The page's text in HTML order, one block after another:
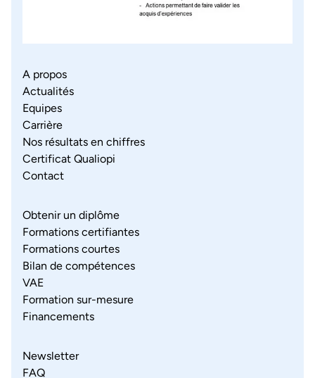
A propos
Actualités
Equipes
Carrière
Nos résultats en chiffres
Certificat Qualiopi
Contact
Obtenir un diplôme
Formations certifiantes
Formations courtes
Bilan de compétences
VAE
Formation sur-mesure
Financements
Newsletter
FAQ